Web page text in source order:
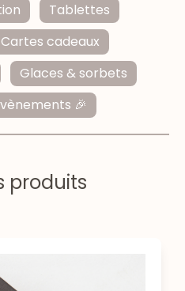
Tablettes
Cartes cadeaux
Glaces & sorbets
🎉
produits